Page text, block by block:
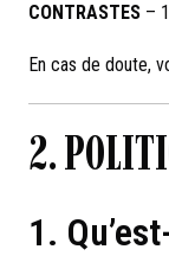
CONTRASTES –
En cas de doute,
2.
1.